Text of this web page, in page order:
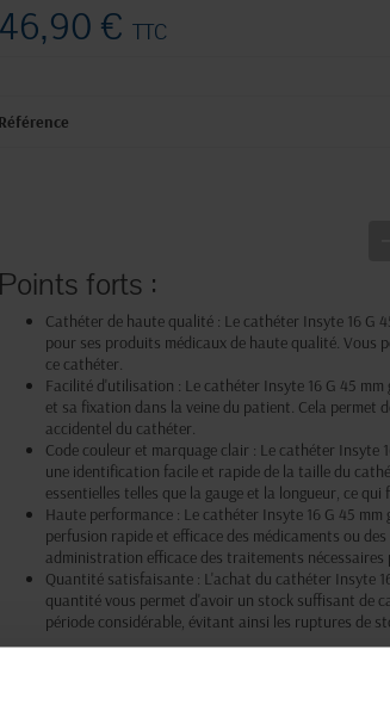
46,90 €TTC
Référence
Points forts :
Cathéter de haute qualité : Le cathéter Insyte 16 G
pour ses produits médicaux de haute qualité. Vous
ce cathéter.
Facilité d'utilisation : Le cathéter Insyte 16 G 45
et sa fixation dans la veine du patient. Cela permet
accidentel du cathéter.
Code couleur et marquage clair : Le cathéter Insyte
une identification facile et rapide de la taille du
essentielles telles que la gauge et la longueur, ce
Haute performance : Le cathéter Insyte 16 G 45
perfusion rapide et efficace des médicaments ou
administration efficace des traitements
Quantité satisfaisante : L'achat du cathéter Insyte
quantité vous permet d'avoir un stock suffisant de
période considérable, évitant ainsi les ruptures de